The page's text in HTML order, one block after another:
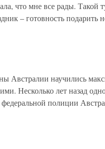
что мне все рады. Такой
– готовность подарить
Австралии научились
Несколько лет назад
полиции